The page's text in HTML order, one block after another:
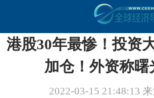
港股30年最惨！投资
加仓！外资称曙
2022-03-15 21:48:13